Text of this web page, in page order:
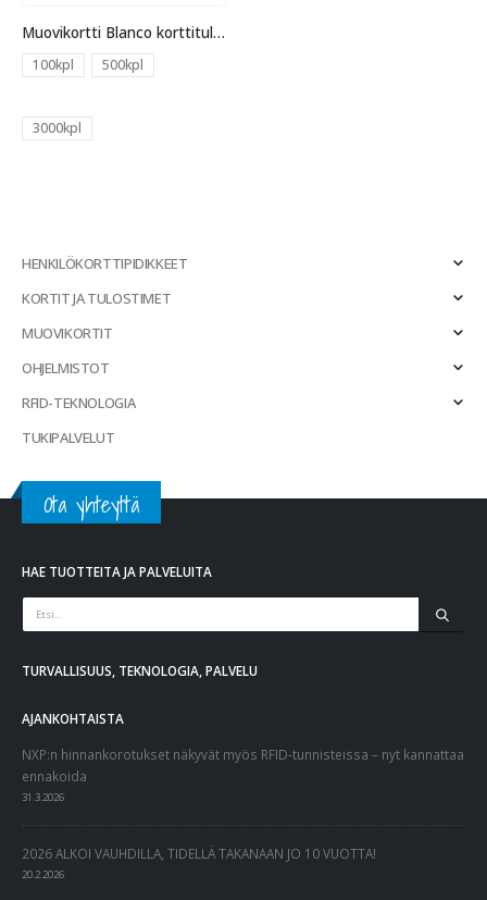
Muovikortti Blanco korttitulostimeen
100kpl 500kpl
3000kpl
HENKILÖKORTTIPIDIKKEET
KORTIT JA TULOSTIMET
MUOVIKORTIT
OHJELMISTOT
RFID-TEKNOLOGIA
TUKIPALVELUT
Ota yhteyttä
HAE TUOTTEITA JA PALVELUITA
TURVALLISUUS, TEKNOLOGIA, PALVELU
AJANKOHTAISTA
NXP:n hinnankorotukset näkyvät myös RFID-tunnisteissa – nyt kannattaa
ennakoida
31.3.2026
2026 ALKOI VAUHDILLA, TIDELLÄ TAKANAAN JO 10 VUOTTA!
20.2.2026